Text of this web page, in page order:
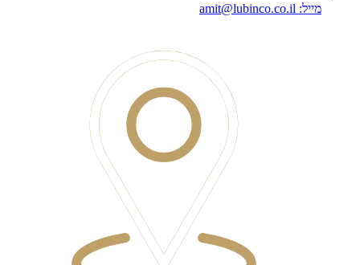
מייל: amit@lubinco.co.il